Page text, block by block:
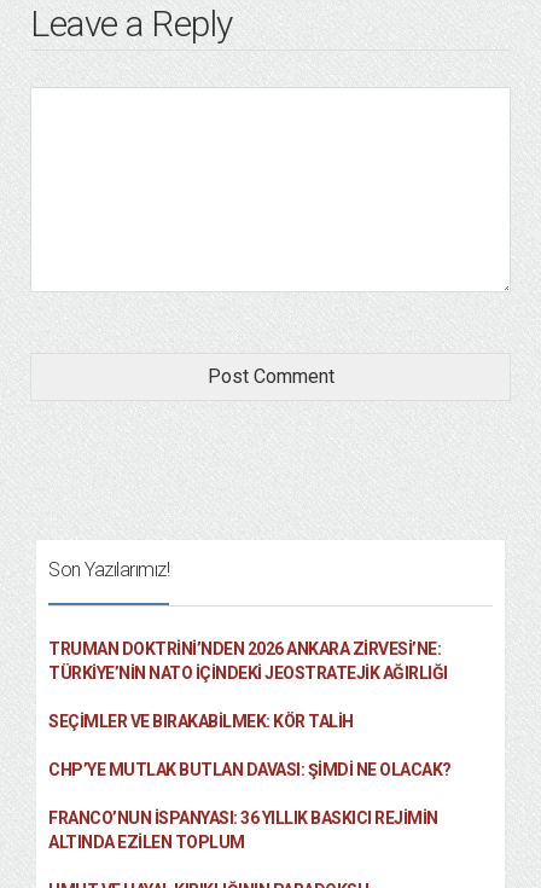
Leave a Reply
Son Yazılarımız!
TRUMAN DOKTRINI’NDEN 2026 ANKARA ZIRVESI’NE:
TÜRKIYE’NIN NATO İÇINDEKI JEOSTRATEJIK AĞIRLIĞI
SEÇIMLER VE BIRAKABILMEK: KÖR TALIH
CHP’YE MUTLAK BUTLAN DAVASI: ŞİMDİ NE OLACAK?
FRANCO’NUN İSPANYASI: 36 YILLIK BASKICI REJIMIN
ALTINDA EZILEN TOPLUM